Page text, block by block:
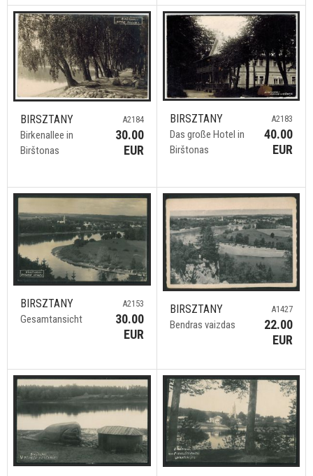
BIRSZTANY
Birkenallee in
Birštonas
A2184
30.00
EUR
BIRSZTANY
Das große Hotel in
Birštonas
A2183
40.00
EUR
BIRSZTANY
Gesamtansicht
A2153
30.00
EUR
BIRSZTANY
Bendras vaizdas
A1427
22.00
EUR